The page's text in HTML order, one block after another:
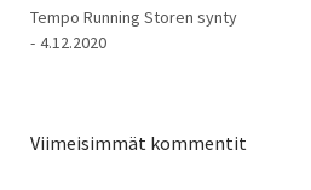
Tempo Running Storen synty
4.12.2020
Viimeisimmät kommentit